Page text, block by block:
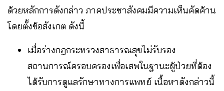
ด้วยหลักการดังกล่าว ภาคประชาสังคมมีความเห็นคัดค้าน
โดยตั้งข้อสังเกต ดังนี้
เมื่อร่างกฎกระทรวงสาธารณสุขไม่รับรอง
สถานการณ์ครอบครองเพื่อเสพในฐานะผู้ป่วยที่ต้อง
ได้รับการดูแลรักษาทางการแพทย์ เนื้อหาดังกล่าวนี้